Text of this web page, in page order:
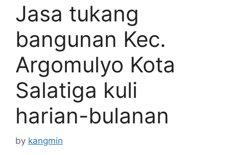
Jasa tukang
bangunan Kec.
Argomulyo Kota
Salatiga kuli
harian-bulanan
by kangmin